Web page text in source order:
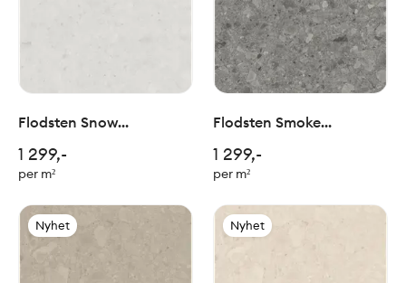
Flodsten Snow
1 299,-
per m²
Flodsten Smoke
1 299,-
per m²
Nyhet Nyhet